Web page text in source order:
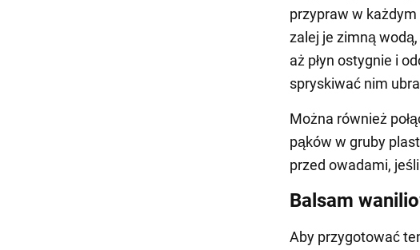
przypraw w
zalej je zimną
aż płyn ostygnie i
spryskiwać nim
Można również
pąków w gruby
przed owadami,
Balsam
Aby przygotować